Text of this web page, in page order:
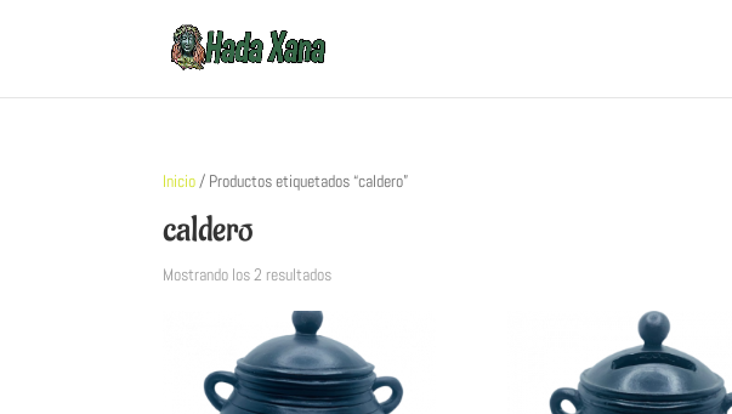
Inicio/ Productos etiquetados “caldero”
caldero
Mostrando los 2 resultados